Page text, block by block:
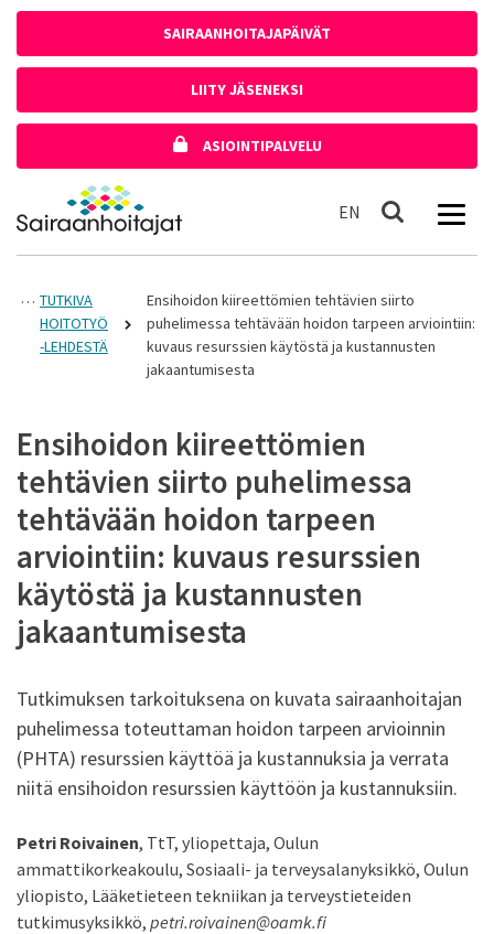
SAIRAANHOITAJAPÄIVÄT
LIITY JÄSENEKSI
ASIOINTIPALVELU
Etusivulle
EN In English
Haku
TUTKIVA
HOITOTYÖ
-LEHDESTÄ
Ensihoidon kiireettömien tehtävien siirto
puhelimessa tehtävään hoidon tarpeen arviointiin:
kuvaus resurssien käytöstä ja kustannusten
jakaantumisesta
Ensihoidon kiireettömien
tehtävien siirto puhelimessa
tehtävään hoidon tarpeen
arviointiin: kuvaus resurssien
käytöstä ja kustannusten
jakaantumisesta
Tutkimuksen tarkoituksena on kuvata sairaanhoitajan
puhelimessa toteuttaman hoidon tarpeen arvioinnin
(PHTA) resurssien käyttöä ja kustannuksia ja verrata
niitä ensihoidon resurssien käyttöön ja kustannuksiin.
Petri Roivainen, TtT, yliopettaja, Oulun
ammattikorkeakoulu, Sosiaali- ja terveysalanyksikkö, Oulun
yliopisto, Lääketieteen tekniikan ja terveystieteiden
tutkimusyksikkö, petri.roivainen@oamk.fi